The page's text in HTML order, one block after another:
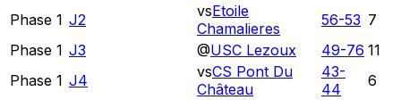
Phase 1 J2 vsEtoile
Chamalieres
56-53 7
Phase 1 J3 @USC Lezoux 49-76 11
Phase 1 J4 vsCS Pont Du
Château
43-
44
6